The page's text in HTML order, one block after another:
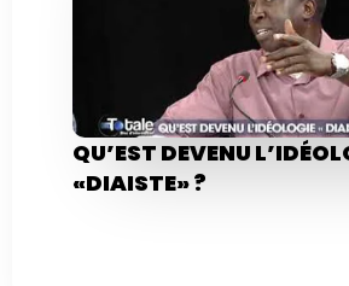
QU’EST DEVENU
«DIAISTE» ?